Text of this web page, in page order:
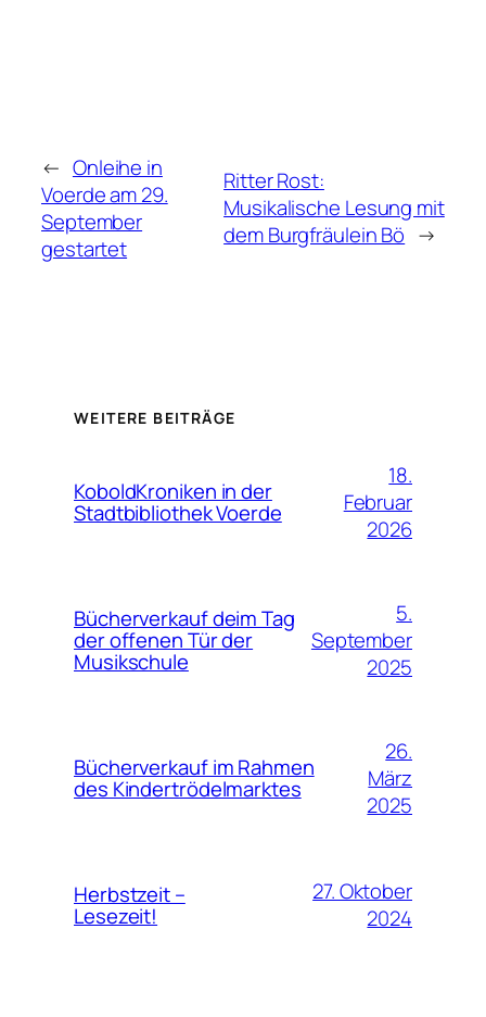
← Onleihe in
Voerde am 29.
September
gestartet
Ritter Rost:
Musikalische Lesung mit
dem Burgfräulein Bö →
WEITERE BEITRÄGE
KoboldKroniken in der
Stadtbibliothek Voerde
18.
Februar
2026
Bücherverkauf deim Tag
der offenen Tür der
Musikschule
5.
September
2025
Bücherverkauf im Rahmen
des Kindertrödelmarktes
26.
März
2025
Herbstzeit –
Lesezeit!
27. Oktober
2024